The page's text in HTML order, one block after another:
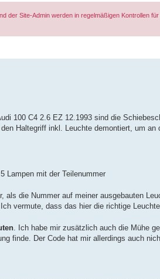
Site-Admin werden in regelmäßigen Kontrollen
100 C4 2.6 EZ 12.1993 sind die
Haltegriff inkl. Leuchte demontiert, um an
Lampen mit der Teilenummer
die Nummer auf meiner ausgebauten
vermute, dass das hier die richtige
. Ich habe mir zusätzlich auch die Mühe
finde. Der Code hat mir allerdings auch